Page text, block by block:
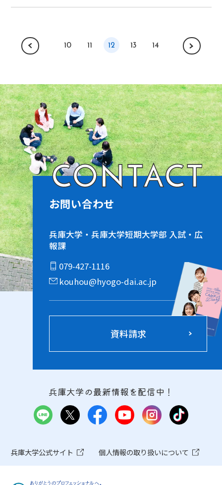
10 11 12 13 14
CONTACT
お問い合わせ
兵庫大学・兵庫大学短期大学部 入試・広
報課
079-427-1116
kouhou@hyogo-dai.ac.jp
資料請求
兵庫大学の最新情報を配信中！
兵庫大学公式サイト 個人情報の取り扱いについて